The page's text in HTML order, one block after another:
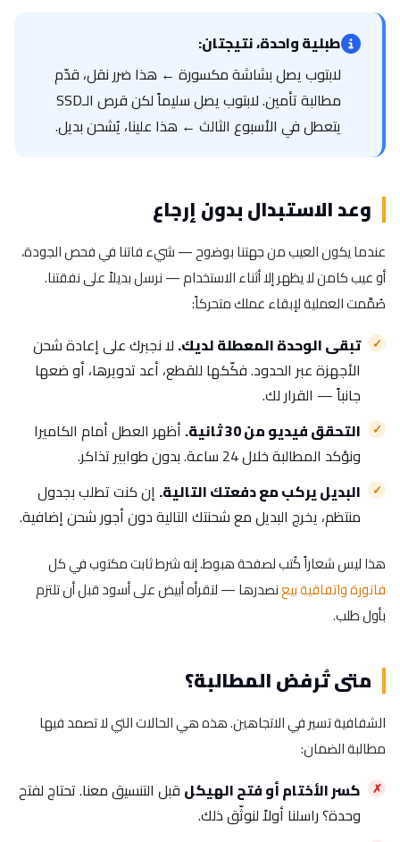
طبلية واحدة، نتيجتان:
لابتوب يصل بشاشة مكسورة ← هذا ضرر نقل، قدّم
مطالبة تأمين. لابتوب يصل سليماً لكن قرص الـSSD
يتعطل في الأسبوع الثالث ← هذا علينا، يُشحن بديل.
وعد الاستبدال بدون إرجاع
عندما يكون العيب من جهتنا بوضوح — شيء فاتنا في فحص الجودة،
أو عيب كامن لا يظهر إلا أثناء الاستخدام — نرسل بديلاً على نفقتنا.
صُمِّمت العملية لإبقاء عملك متحركاً:
تبقى الوحدة المعطلة لديك. لا نجبرك على إعادة شحن
الأجهزة عبر الحدود. فكّكها للقطع، أعد تدويرها، أو ضعها
جانباً — القرار لك.
التحقق فيديو من 30 ثانية.
أظهر العطل أمام الكاميرا
ونؤكد المطالبة خلال 24 ساعة. بدون طوابير تذاكر.
البديل يركب مع دفعتك التالية. إن كنت تطلب بجدول
منتظم، يخرج البديل مع شحنتك التالية دون أجور شحن إضافية.
هذا ليس شعاراً كُتب لصفحة هبوط. إنه شرط ثابت مكتوب في كل
فاتورة واتفاقية بيعنصدرها — لتقرأه أبيض على أسود قبل أن تلتزم
بأول طلب.
متى تُرفض المطالبة؟
الشفافية تسير في الاتجاهين. هذه هي الحالات التي لا تصمد فيها
مطالبة الضمان:
كسر الأختام أو فتح الهيكل قبل التنسيق معنا. تحتاج لفتح
وحدة؟ راسلنا أولاً لنوثّق ذلك.